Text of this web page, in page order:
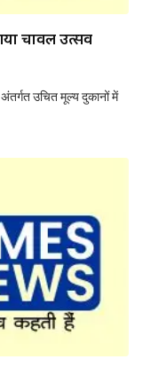
चावल उत्सव
उचित मूल्य दुकानों में